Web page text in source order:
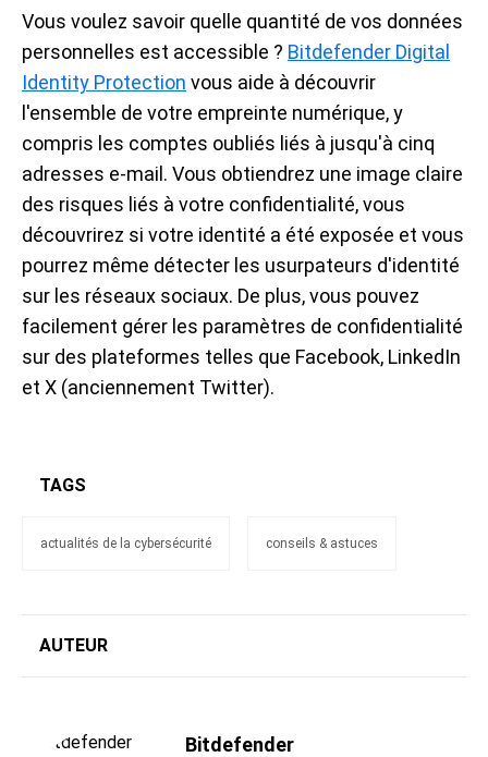
Vous voulez savoir quelle quantité de vos données
personnelles est accessible ? Bitdefender Digital
Identity Protection vous aide à découvrir
l'ensemble de votre empreinte numérique, y
compris les comptes oubliés liés à jusqu'à cinq
adresses e-mail. Vous obtiendrez une image claire
des risques liés à votre confidentialité, vous
découvrirez si votre identité a été exposée et vous
pourrez même détecter les usurpateurs d'identité
sur les réseaux sociaux. De plus, vous pouvez
facilement gérer les paramètres de confidentialité
sur des plateformes telles que Facebook, LinkedIn
et X (anciennement Twitter).
TAGS
actualités de la cybersécurité conseils & astuces
AUTEUR
Bitdefender